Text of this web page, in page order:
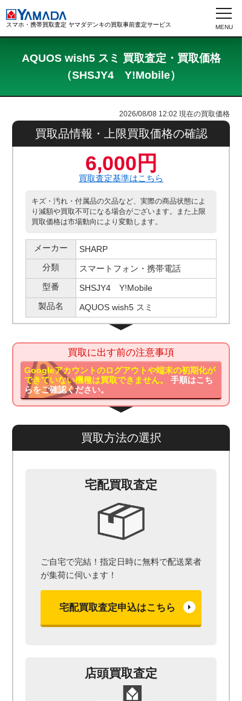
スマホ・携帯買取査定 ヤマダデンキの買取事前査定サービス
AQUOS wish5 スミ 買取査定・買取価格
（SHSJY4 Y!Mobile）
2026/08/08 12:02 現在の買取価格
買取品情報・上限買取価格の確認
6,000円
買取査定基準はこちら
キズ・汚れ・付属品の欠品など、実際の商品状態によ
り減額や買取不可になる場合がございます。また上限
買取価格は市場動向により変動します。
メーカー
SHARP
分類
スマートフォン・携帯電話
型番
SHSJY4 Y!Mobile
製品名
AQUOS wish5 スミ
買取に出す前の注意事項
Googleアカウントのログアウトや端末の初期化が
できていない機種は買取できません。
手順はこち
らをご確認ください。
買取方法の選択
宅配買取査定
ご自宅で完結！指定日時に無料で配送業者
が集荷に伺います！
宅配買取査定申込はこちら
店頭買取査定